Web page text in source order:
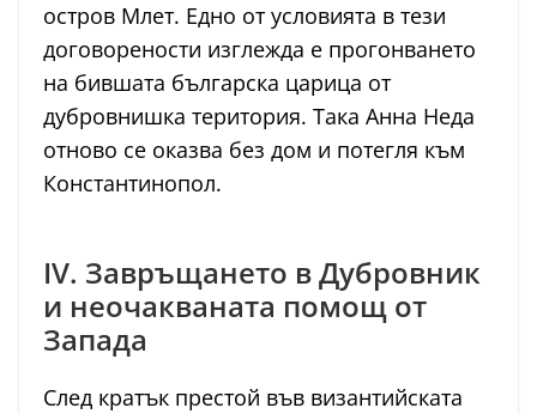
остров Млет. Едно от условията в тези
договорености изглежда е прогонването
на бившата българска царица от
дубровнишка територия. Така Анна Неда
отново се оказва без дом и потегля към
Константинопол.
IV. Завръщането в Дубровник
и неочакваната помощ от
Запада
След кратък престой във византийската